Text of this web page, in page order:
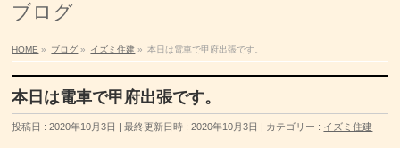
ブログ
HOME » ブログ » イズミ住建 » 本日は電車で甲府出張です。
本日は電車で甲府出張です。
投稿日 : 2020年10月3日 最終更新日時 : 2020年10月3日 カテゴリー : イズミ住建